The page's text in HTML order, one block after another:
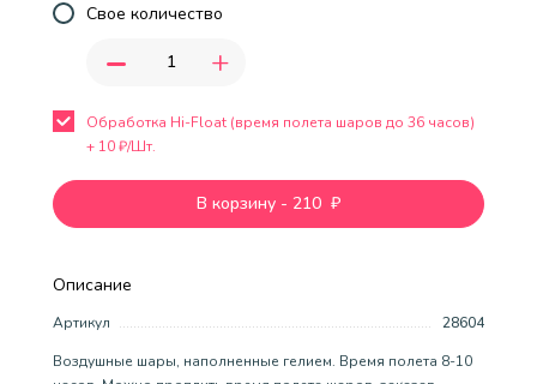
Описание
Артикул
28604
Воздушные шары, наполненные гелием. Время полета 8-10
Свое количество
- +
Обработка Hi-Float (время полета шаров до 36 часов)
+ 10₽/Шт.
В корзину - 210 ₽